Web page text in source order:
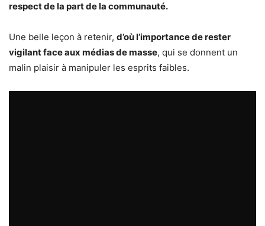
respect de la part de la communauté.
Une belle leçon à retenir, d’où l’importance de rester
vigilant face aux médias de masse, qui se donnent un
malin plaisir à manipuler les esprits faibles.